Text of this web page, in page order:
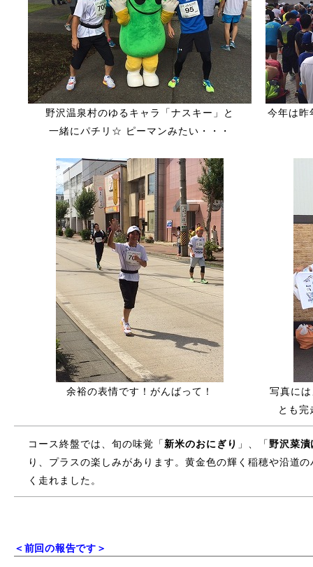
野沢温泉村のゆるキャラ「ナスキー」と
一緒にパチリ☆ ピーマンみたい・・・
余裕の表情です！がんばって！
今年は昨
写真に
とも完
コース終盤では、旬の味覚「 新米のおにぎり 」、「 野沢菜漬
り、プラスの楽しみがあります。黄金色の輝く稲穂や沿道
く走れました。
＜前回の報告です＞